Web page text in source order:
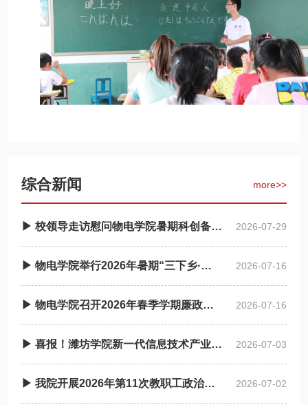
综合新闻 more>>
▶ 校领导走访慰问物电学院暑期科创备赛师生 2026-07-29
▶ 物电学院举行2026年暑期“三下乡·返家乡”社会实践启动仪式 2026-07-16
▶ 物电学院召开2026年春季学期廉政谈话会 2026-07-16
▶ 喜报！潍坊学院新一代信息技术产业学院获批省级现代产业学院 2026-07-03
▶ 我院开展2026年第11次教职工政治理论学习 2026-07-02